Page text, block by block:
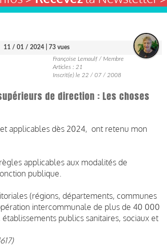
11 / 01 / 2024 | 73 vues
Françoise Lemaulf / Membre
Articles : 21
Inscrit(e) le 22 / 07 / 2008
de direction : Les choses
applicables dès 2024, ont retenu mon
applicables aux modalités de
publique.
(régions, départements, communes
intercommunale de plus de 40 000
publics sanitaires, sociaux et